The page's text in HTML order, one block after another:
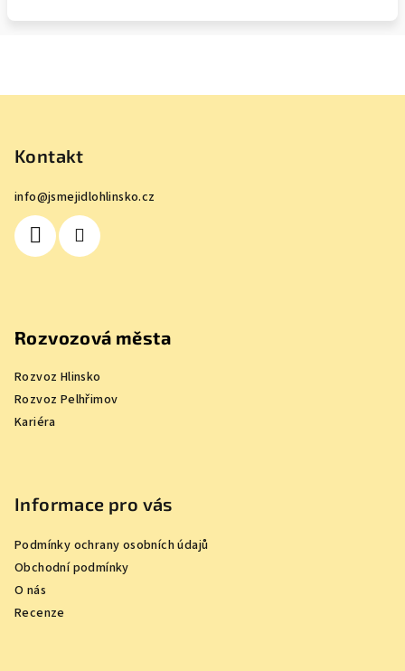
Kontakt
info@jsmejidlohlinsko.cz
Rozvozová města
Rozvoz Hlinsko
Rozvoz Pelhřimov
Kariéra
Informace pro vás
Podmínky ochrany osobních údajů
Obchodní podmínky
O nás
Recenze